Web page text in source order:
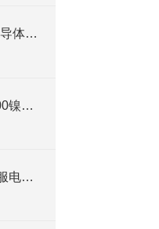
Ninomiya二宫电线KPGB镍导体聚酰亚胺胶带缠绕玻璃编织线 220℃
Ninomiya二宫电线NI-MS500镍导体硅玻璃编织线选型资料
日本进口 NPM 日脉线性伺服电机，适配半导体精密传动